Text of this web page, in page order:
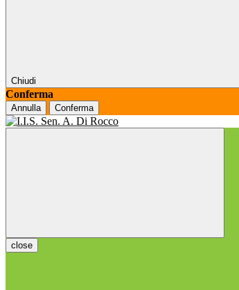
Chiudi
Conferma
Annulla Conferma
close